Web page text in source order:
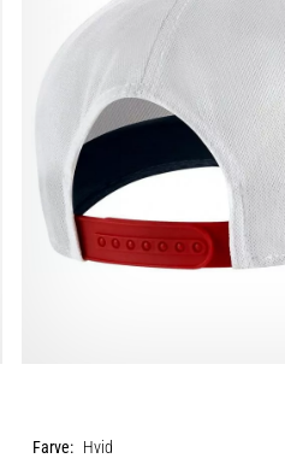
Farve: Hvid